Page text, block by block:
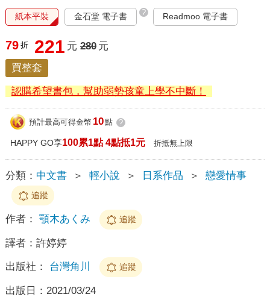
紙本平裝 金石堂 電子書 ? Readmoo 電子書
79 折 221 元 280 元
買整套
認購希望書包，幫助弱勢孩童上學不中斷！
預計最高可得金幣 10點 ?
HAPPY GO享100累1點 4點抵1元 折抵無上限
分類： 中文書 ＞ 輕小說 ＞ 日系作品 ＞ 戀愛情事
追蹤
作者： 顎木あくみ 追蹤
譯者： 許婷婷
出版社： 台灣角川 追蹤
出版日： 2021/03/24